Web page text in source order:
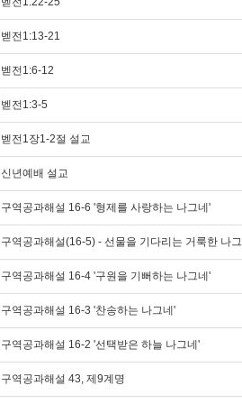
벧전1:13-21
벧전1:6-12
벧전1:3-5
벧전1장1-2절 설교
신년예배 설교
구역공과해설 16-6 '형제를 사랑하는 나그네'
구역공과해설(16-5) - 선물을 기다리는 거룩한 나
구역공과해설 16-4 '구원을 기뻐하는 나그네'
구역공과해설 16-3 '찬송하는 나그네'
구역공과해설 16-2 '선택받은 하늘 나그네'
구역공과해설 43, 제9계명